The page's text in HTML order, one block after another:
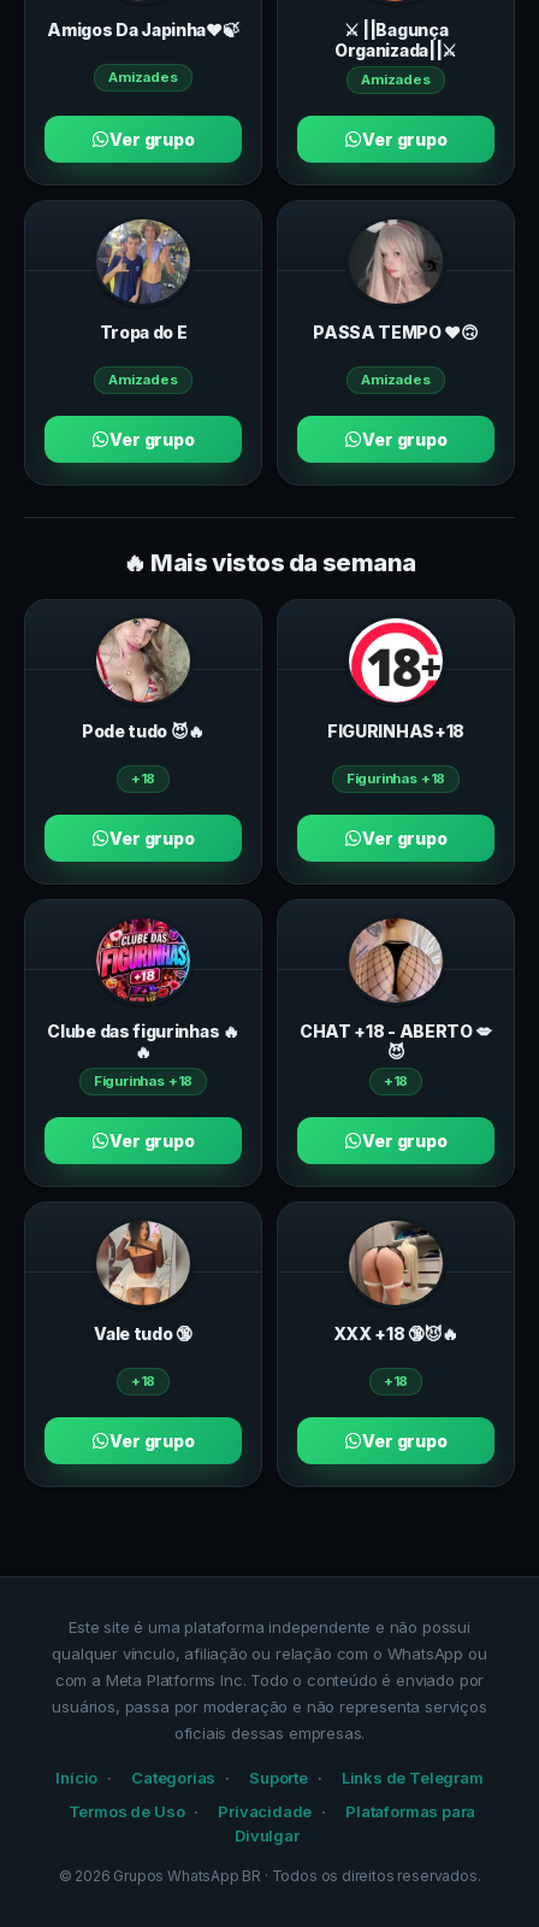
Amigos Da Japinha❤️🍃
Amizades
Ver grupo
⚔️ ||Bagunça
Organizada||⚔️
Amizades
Ver grupo
Tropa do E
Amizades
Ver grupo
PASSA TEMPO ♥️🙃
Amizades
Ver grupo
🔥 Mais vistos da semana
Pode tudo 😈🔥
+18
Ver grupo
FIGURINHAS+18
Figurinhas +18
Ver grupo
Clube das figurinhas 🔥
🔥
Figurinhas +18
Ver grupo
CHAT +18 - ABERTO 💋
😈
+18
Ver grupo
Vale tudo 🔞
+18
Ver grupo
ХXХ +18 🔞😈🔥
+18
Ver grupo
Este site é uma plataforma independente e não possui
qualquer vínculo, afiliação ou relação com o WhatsApp ou
com a Meta Platforms Inc. Todo o conteúdo é enviado por
usuários, passa por moderação e não representa serviços
oficiais dessas empresas.
Início Categorias Suporte
Links de Telegram
Termos de Uso
Privacidade
Plataformas para
Divulgar
© 2026 Grupos WhatsApp BR · Todos os direitos reservados.